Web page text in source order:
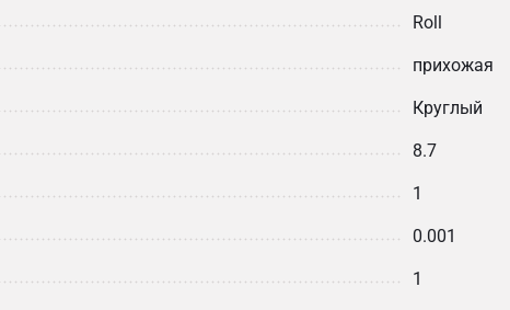
Roll
прихожая
Круглый
8.7
1
0.001
1